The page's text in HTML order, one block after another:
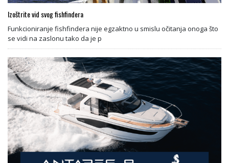
Izoštrite vid svog fishfindera
Funkcioniranje fishfindera nije egzaktno u smislu očitanja onoga što
se vidi na zaslonu tako da je p